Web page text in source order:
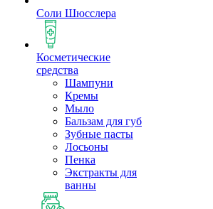
Соли Шюсслера
Косметические
средства
Шампуни
Кремы
Мыло
Бальзам для губ
Зубные пасты
Лосьоны
Пенка
Экстракты для
ванны